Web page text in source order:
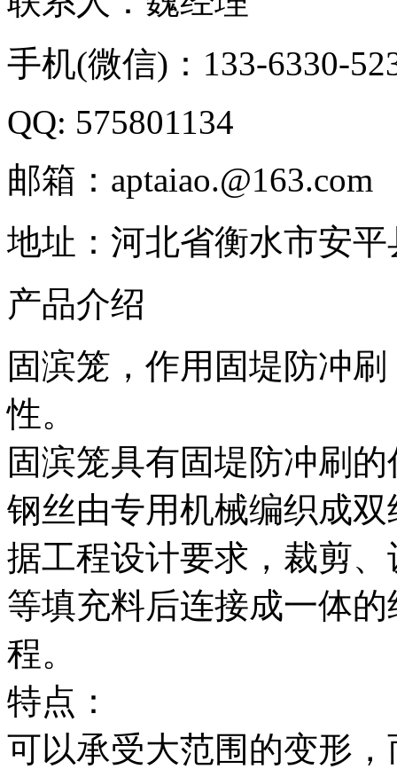
手机(微信)：133-6330-
QQ: 575801134
邮箱：aptaiao.@163.com
地址：河北省衡水市安
产品介绍
固滨笼，作用固堤防冲
性。
固滨笼具有固堤防冲刷
钢丝由专用机械编织成
据工程设计要求，裁剪
等填充料后连接成一体
程。
特点：
可以承受大范围的变形